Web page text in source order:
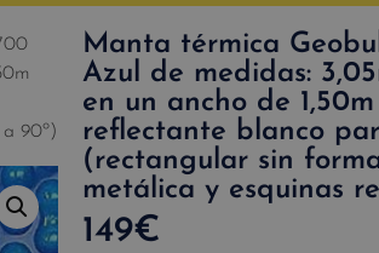
90º)
Manta térmica
Azul de medidas:
en un ancho de
reflectante blanco
(rectangular sin
metálica y esquinas
149€